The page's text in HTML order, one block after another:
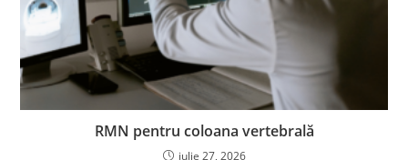
RMN pentru coloana vertebrală
iulie 27, 2026